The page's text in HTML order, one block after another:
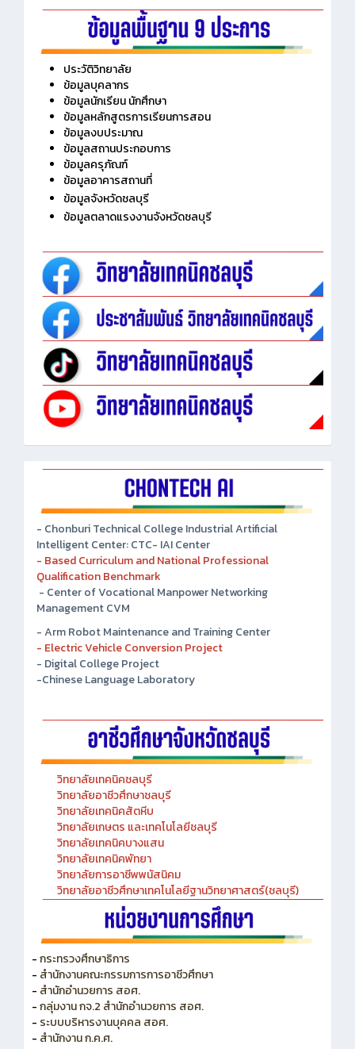
การใช้งานระบบ VCOP สำหรับนักเรียน
ประวัติวิทยาลัย
ข้อมูลบุคลากร
ข้อมูลนักเรียน นักศึกษา
ข้อมูลหลักสูตรการเรียนการสอน
ข้อมูลงบประมาณ
ข้อมูลสถานประกอบการ
ข้อมูลครุภัณฑ์
ข้อมูลอาคารสถานที่
ข้อมูลจังหวัดชลบุรี
- Chonburi Technical College Industrial Artificial
Intelligent Center: CTC- IAI Center
- Based Curriculum and National Professional
Qualification Benchmark
- Center of Vocational Manpower Networking
Management CVM
- Arm Robot Maintenance and Training Center
- Electric Vehicle Conversion Project
- Digital College Project
วิทยาลัยเทคนิคชลบุรี
วิทยาลัยอาชีวศึกษาชลบุรี
วิทยาลัยเทคนิคสัตหีบ
วิทยาลัยเกษตร และเทคโนโลยีชลบุรี
วิทยาลัยเทคนิคบางแสน
วิทยาลัยเทคนิคพัทยา
วิทยาลัยการอาชีพพนัสนิคม
วิทยาลัยอาชีวศึกษาเทคโนโลยีฐานวิทยาศาสตร์(ชลบุรี)
- กระทรวงศึกษาธิการ
- สำนักงานคณะกรรมการการอาชีวศึกษา
- สำนักอำนวยการ สอศ.
- กลุ่มงาน กจ.2 สำนักอำนวยการ สอศ.
- ระบบบริหารงานบุคคล สอศ.